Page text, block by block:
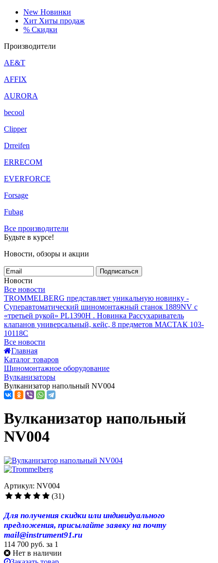
New Новинки
Хит Хиты продаж
% Скидки
Производители
AE&T
AFFIX
AURORA
becool
Clipper
Drreifen
ERRECOM
EVERFORCE
Forsage
Fubag
Все производители
Будьте в курсе!
Новости, обзоры и акции
Подписаться
Новости
Все новости
TROMMELBERG представляет уникальную новинку -
Суперавтоматический шиномонтажный станок 1889NV с
«третьей рукой» PL1390H . Новинка Рассухариватель
клапанов универсальный, кейс, 8 предметов МАСТАК 103-
10118C
Все новости
Главная
Каталог товаров
Шиномонтажное оборудование
Вулканизаторы
Вулканизатор напольный NV004
Вулканизатор напольный
NV004
Артикул: NV004
(31)
Для получения скидки или индивидуального
предложения, присылайте заявку на почту
mail@instrument91.ru
114 700 руб. за 1
Нет в наличии